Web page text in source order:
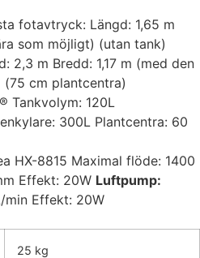
fotavtryck: Längd: 1,65 m
som möjligt) (utan tank)
2,3 m Bredd: 1,17 m (med den
cm plantcentra)
Tankvolym: 120L
300L Plantcentra: 60
HX-8815 Maximal flöde: 1400
Effekt: 20W Luftpump:
min Effekt: 20W
25 kg